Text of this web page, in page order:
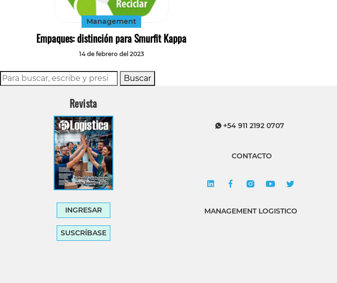
Management
Empaques: distinción para Smurfit Kappa
14 de febrero del 2023
Buscar
Revista
INGRESAR
SUSCRÍBASE
+54 911 2192 0707
CONTACTO
MANAGEMENT LOGISTICO